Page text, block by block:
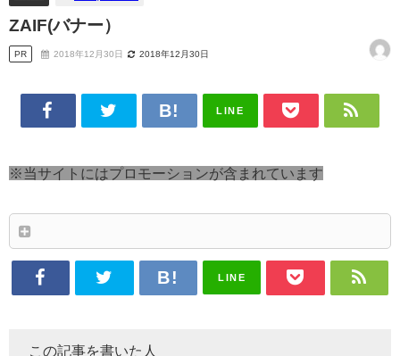
ZAIF(バナー）
PR 2018年12月30日 2018年12月30日
LINE
※当サイトにはプロモーションが含まれています
LINE
この記事を書いた人